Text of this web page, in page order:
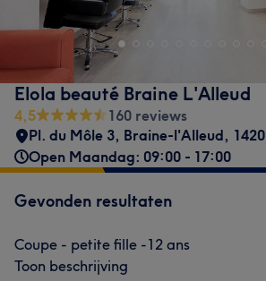
Elola beauté Braine L'Alleud
4,5
160 reviews
Pl. du Môle 3, Braine-l'Alleud, 1420
Open Maandag: 09:00 - 17:00
Gevonden resultaten
Coupe - petite fille -12 ans
Toon beschrijving